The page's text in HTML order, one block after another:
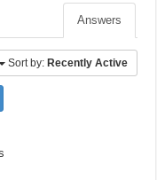
Answers
Sort by: Recently Active